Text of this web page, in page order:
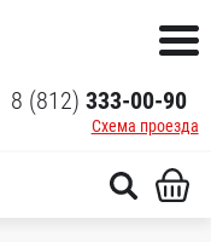
8 (812) 333-00-90
Схема проезда